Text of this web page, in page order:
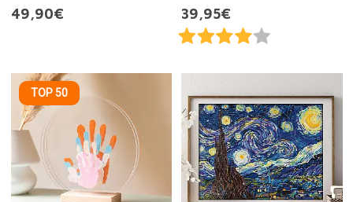
49,90€
39,95€
TOP 50